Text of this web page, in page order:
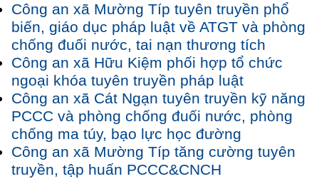
Công an xã Mường Típ tuyên truyền phổ
biến, giáo dục pháp luật về ATGT và phòng
chống đuối nước, tai nạn thương tích
Công an xã Hữu Kiệm phối hợp tổ chức
ngoại khóa tuyên truyền pháp luật
Công an xã Cát Ngạn tuyên truyền kỹ năng
PCCC và phòng chống đuối nước, phòng
chống ma túy, bạo lực học đường
Công an xã Mường Típ tăng cường tuyên
truyền, tập huấn PCCC&CNCH